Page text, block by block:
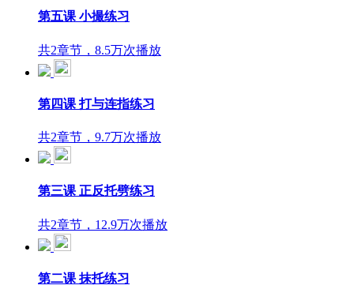
第五课 小撮练习
共2章节，8.5万次播放
第四课 打与连指练习
共2章节，9.7万次播放
第三课 正反托劈练习
共2章节，12.9万次播放
第二课 抹托练习